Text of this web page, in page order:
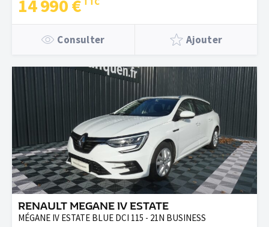
14 990 €
Consulter Ajouter
RENAULT MEGANE IV ESTATE
MÉGANE IV ESTATE BLUE DCI 115 - 21N BUSINESS